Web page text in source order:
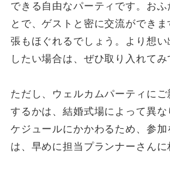
できる自由なパーティです。おふ
とで、ゲストと密に交流ができ
張もほぐれるでしょう。より想
したい場合は、ぜひ取り入れてみ
ただし、ウェルカムパーティに
するかは、結婚式場によって異な
ケジュールにかかわるため、参加
は、早めに担当プランナーさんに